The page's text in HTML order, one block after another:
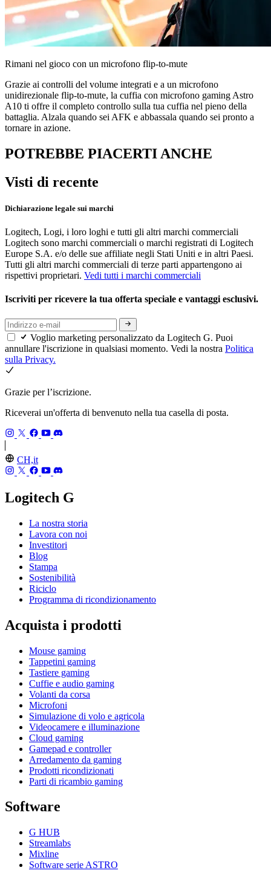
Rimani nel gioco con un microfono flip-to-mute
Grazie ai controlli del volume integrati e a un microfono
unidirezionale flip-to-mute, la cuffia con microfono gaming Astro
A10 ti offre il completo controllo sulla tua cuffia nel pieno della
battaglia. Alzala quando sei AFK e abbassala quando sei pronto a
tornare in azione.
POTREBBE PIACERTI ANCHE
Visti di recente
Dichiarazione legale sui marchi
Logitech, Logi, i loro loghi e tutti gli altri marchi commerciali
Logitech sono marchi commerciali o marchi registrati di Logitech
Europe S.A. e/o delle sue affiliate negli Stati Uniti e in altri Paesi.
Tutti gli altri marchi commerciali di terze parti appartengono ai
rispettivi proprietari. Vedi tutti i marchi commerciali
Iscriviti per ricevere la tua offerta speciale e vantaggi esclusivi.
Voglio marketing personalizzato da Logitech G. Puoi
annullare l'iscrizione in qualsiasi momento. Vedi la nostra Politica
sulla Privacy.
Grazie per l’iscrizione.
Riceverai un'offerta di benvenuto nella tua casella di posta.
CH,it
Logitech G
La nostra storia
Lavora con noi
Investitori
Blog
Stampa
Sostenibilità
Riciclo
Programma di ricondizionamento
Acquista i prodotti
Mouse gaming
Tappetini gaming
Tastiere gaming
Cuffie e audio gaming
Volanti da corsa
Microfoni
Simulazione di volo e agricola
Videocamere e illuminazione
Cloud gaming
Gamepad e controller
Arredamento da gaming
Prodotti ricondizionati
Parti di ricambio gaming
Software
G HUB
Streamlabs
Mixline
Software serie ASTRO